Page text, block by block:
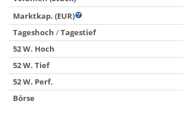
Marktkap. (EUR)
Tageshoch /Tagestief
52 W. Hoch
52 W. Tief
52 W. Perf.
Börse